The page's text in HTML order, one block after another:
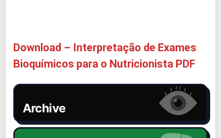
Download – Interpretação de Exames
Bioquímicos para o Nutricionista PDF
Archive